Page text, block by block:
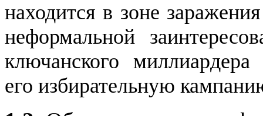
находится в зоне
неформальной
ключанского
его избирательную